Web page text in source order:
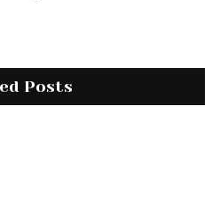
Posts